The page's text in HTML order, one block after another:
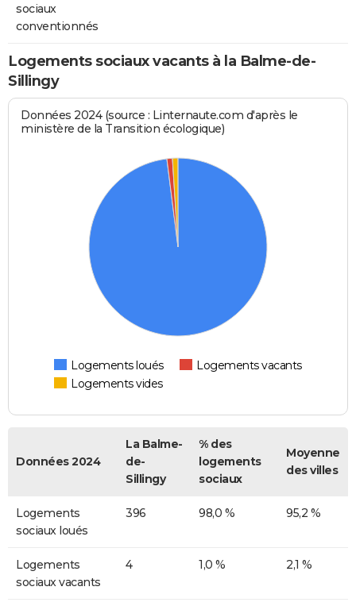
sociaux
conventionnés
Logements sociaux vacants à la Balme-de-
Sillingy
Données 2024 (source : Linternaute.com d'après le
ministère de la Transition écologique)
Logements loués
Logements vacants
Logements vides
Données 2024
La Balme-
de-
Sillingy
% des
logements
sociaux
Moyenne
des villes
Logements
sociaux loués
396 98,0 % 95,2 %
Logements
sociaux vacants
4 1,0 % 2,1 %